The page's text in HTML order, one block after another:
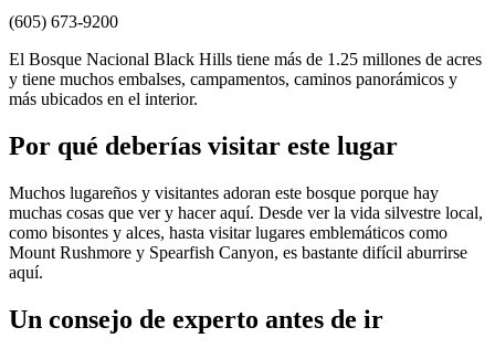
(605) 673-9200
El Bosque Nacional Black Hills tiene más de 1.25 millones de acres
y tiene muchos embalses, campamentos, caminos panorámicos y
más ubicados en el interior.
Por qué deberías visitar este lugar
Muchos lugareños y visitantes adoran este bosque porque hay
muchas cosas que ver y hacer aquí. Desde ver la vida silvestre local,
como bisontes y alces, hasta visitar lugares emblemáticos como
Mount Rushmore y Spearfish Canyon, es bastante difícil aburrirse
aquí.
Un consejo de experto antes de ir